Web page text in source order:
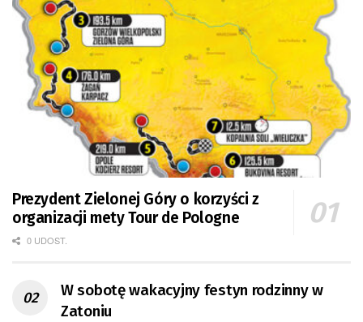
Prezydent Zielonej Góry o korzyści z
organizacji mety Tour de Pologne
0 UDOST.
W sobotę wakacyjny festyn rodzinny w
Zatoniu